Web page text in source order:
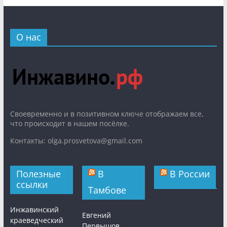
О нас
Cвоевременно и в позитивном ключе отображаем все,
что происходит в нашем посёлке.
Контакты: olga.prosvetova@gmail.com
Полезные
ссылки
Инжавинский
краеведческий
В
Тамбове
Евгений
В России